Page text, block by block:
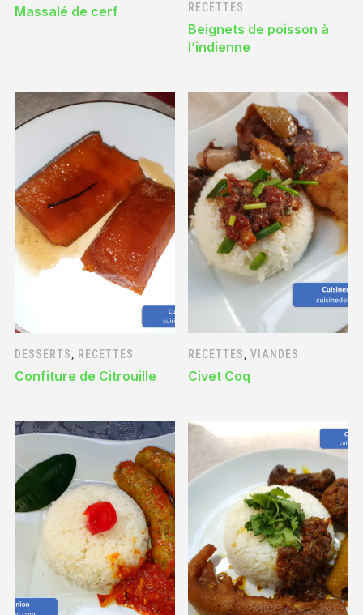
Massalé de cerf
RECETTES
Beignets de poisson à
l’indienne
DESSERTS, RECETTES
Confiture de Citrouille
RECETTES,VIANDES
Civet Coq